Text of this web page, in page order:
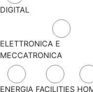
DIGITAL
ELETTRONICA E
MECCATRONICA
ENERGIA FACILITIES